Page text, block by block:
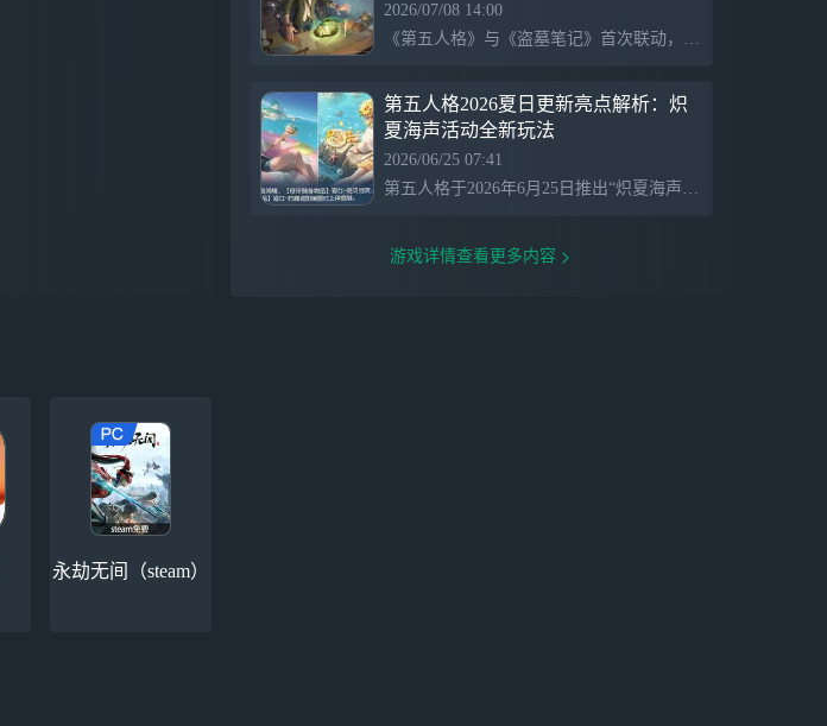
2026/07/08 14:00
《第五人格》与《盗墓笔记》首次联动，推出“奇珍时装”，以“比鬼神更可怕的是人心”为主题，展现人性的复杂和深邃。故事背景结合古董店小老板与沙海中的执笔者，以及吴山居的神秘氛围，为玩家带来全新游戏体验。
第五人格2026夏日更新亮点解析：炽
夏海声活动全新玩法
2026/06/25 07:41
第五人格于2026年6月25日推出“炽夏海声”版本更新，带来全新水下公共地图“雾海觅宝”，玩家可以潜水探索三层水域，并在沙滩上留下涂鸦。活动期间完成任务可获得特色家具和奖励。同时，更新开放签到、对战等活动，玩家可兑换道具、独特时装和表情包等福利，夏季时装箱也限时上线，提供多样化个性化选择。
游戏详情查看更多内容
永劫无间（steam）